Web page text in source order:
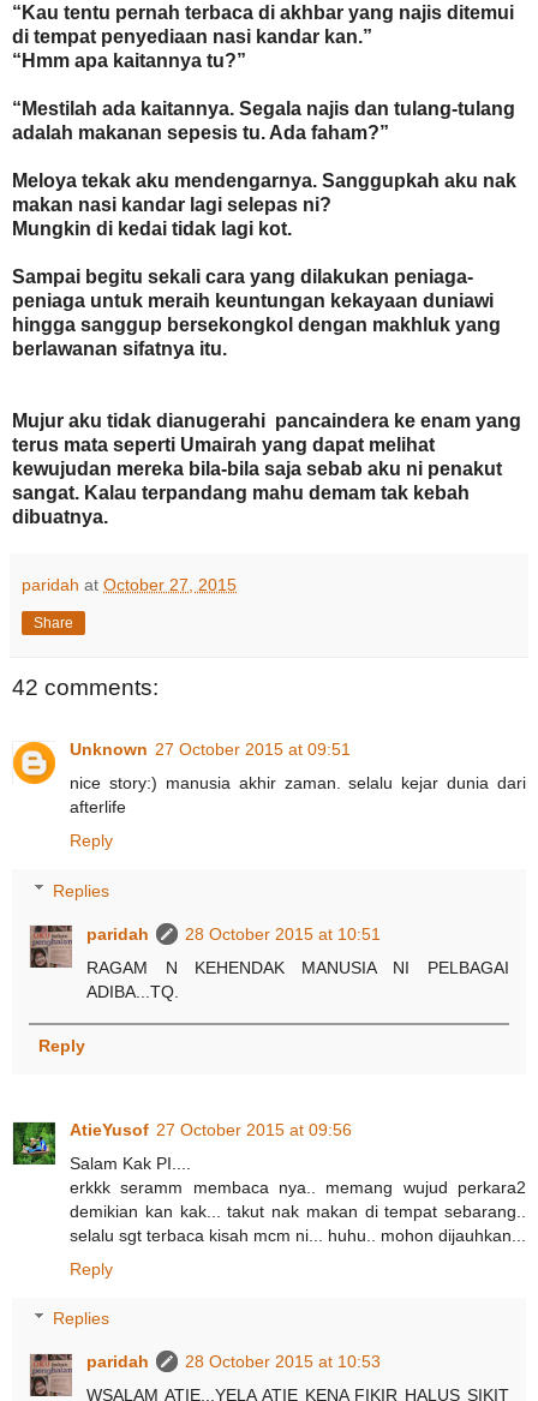
“Kau tentu pernah terbaca di akhbar yang najis ditemui
di tempat penyediaan nasi kandar kan.”
“Hmm apa kaitannya tu?”
“Mestilah ada kaitannya. Segala najis dan tulang-tulang
adalah makanan sepesis tu. Ada faham?”
Meloya tekak aku mendengarnya. Sanggupkah aku nak
makan nasi kandar lagi selepas ni?
Mungkin di kedai tidak lagi kot.
Sampai begitu sekali cara yang dilakukan peniaga-
peniaga untuk meraih keuntungan kekayaan duniawi
hingga sanggup bersekongkol dengan makhluk yang
berlawanan sifatnya itu.
Mujur aku tidak dianugerahi pancaindera ke enam yang
terus mata seperti Umairah yang dapat melihat
kewujudan mereka bila-bila saja sebab aku ni penakut
sangat. Kalau terpandang mahu demam tak kebah
dibuatnya.
paridah at October 27, 2015
Share
42 comments:
Unknown 27 October 2015 at 09:51
nice story:) manusia akhir zaman. selalu kejar dunia dari
afterlife
Reply
Replies
paridah
28 October 2015 at 10:51
RAGAM N KEHENDAK MANUSIA NI PELBAGAI
ADIBA...TQ.
Reply
AtieYusof 27 October 2015 at 09:56
Salam Kak PI....
erkkk seramm membaca nya.. memang wujud perkara2
demikian kan kak... takut nak makan di tempat sebarang..
selalu sgt terbaca kisah mcm ni... huhu.. mohon dijauhkan...
Reply
Replies
paridah
28 October 2015 at 10:53
WSALAM ATIE...YELA ATIE KENA FIKIR HALUS SIKIT